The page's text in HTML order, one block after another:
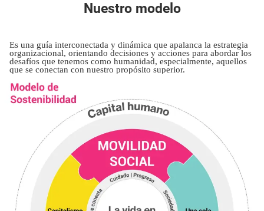
Nuestro modelo
Es una guía interconectada y dinámica que apalanca la estrategia
organizacional, orientando decisiones y acciones para abordar los
desafíos que tenemos como humanidad, especialmente, aquellos
que se conectan con nuestro propósito superior.